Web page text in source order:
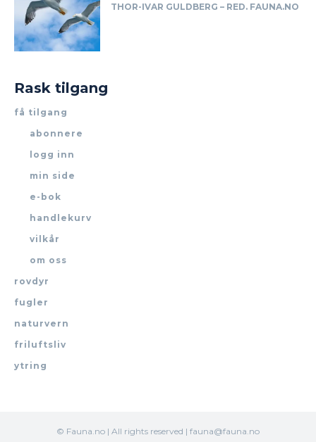
THOR-IVAR GULDBERG – RED. FAUNA.NO
Rask tilgang
få tilgang
abonnere
logg inn
min side
e-bok
handlekurv
vilkår
om oss
rovdyr
fugler
naturvern
friluftsliv
ytring
© Fauna.no | All rights reserved | fauna@fauna.no